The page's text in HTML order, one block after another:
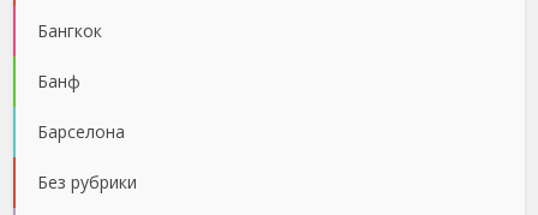
Бангкок
Банф
Барселона
Без рубрики